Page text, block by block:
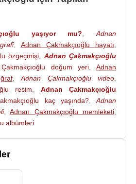
(1955),
(1956),
(1963),
Güzeldi (öyküler, 1963),
yaşıyor mu?,Adnan
, Adnan Çakmakçıoğlu hayatı,
özgeçmişi, Adnan Çakmakçıoğlu
doğum yeri,Adnan
,Adnan Çakmakçıoğlu video,
resim, Adnan Çakmakçıoğlu
kaç yaşında?,Adnan
, Adnan Çakmakçıoğlu memleketi,
albümleri